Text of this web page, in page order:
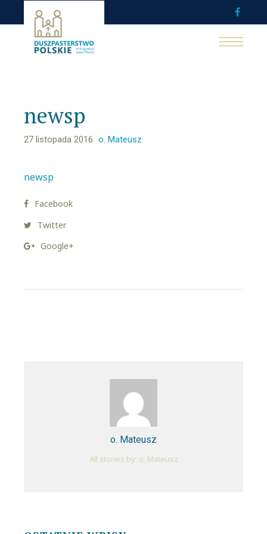
newsp
27 listopada 2016 o. Mateusz
newsp
Facebook
Twitter
Google+
o. Mateusz
All stories by: o. Mateusz